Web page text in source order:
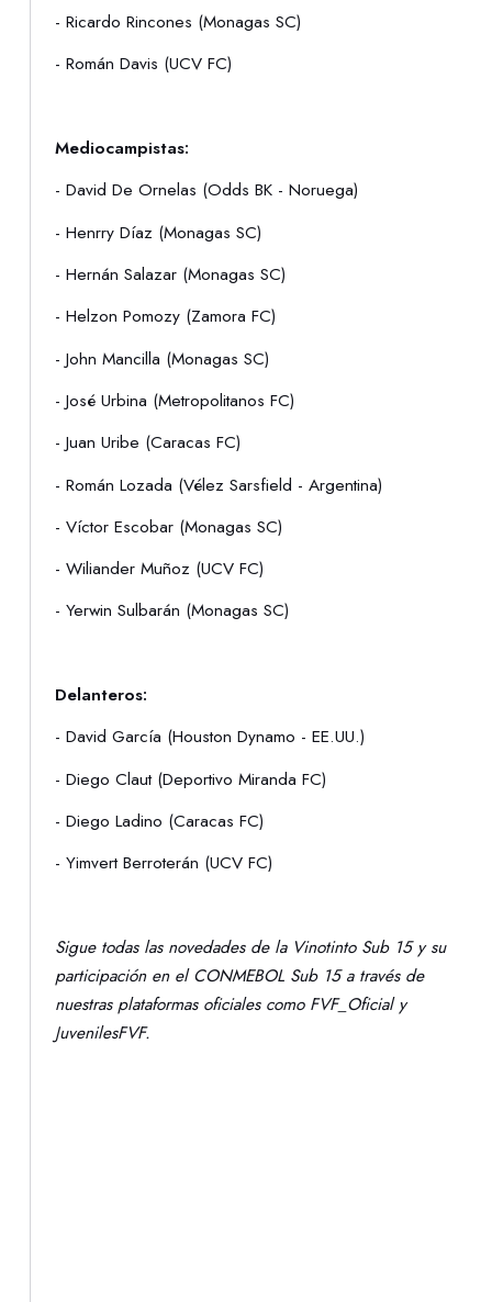
- Ricardo Rincones (Monagas SC)
- Román Davis (UCV FC)
Mediocampistas:
- David De Ornelas (Odds BK - Noruega)
- Henrry Díaz (Monagas SC)
- Hernán Salazar (Monagas SC)
- Helzon Pomozy (Zamora FC)
- John Mancilla (Monagas SC)
- José Urbina (Metropolitanos FC)
- Juan Uribe (Caracas FC)
- Román Lozada (Vélez Sarsfield - Argentina)
- Víctor Escobar (Monagas SC)
- Wiliander Muñoz (UCV FC)
- Yerwin Sulbarán (Monagas SC)
Delanteros:
- David García (Houston Dynamo - EE.UU.)
- Diego Claut (Deportivo Miranda FC)
- Diego Ladino (Caracas FC)
- Yimvert Berroterán (UCV FC)
Sigue todas las novedades de la Vinotinto Sub 15 y su
participación en el CONMEBOL Sub 15 a través de
nuestras plataformas oficiales como FVF_Oficial y
JuvenilesFVF.